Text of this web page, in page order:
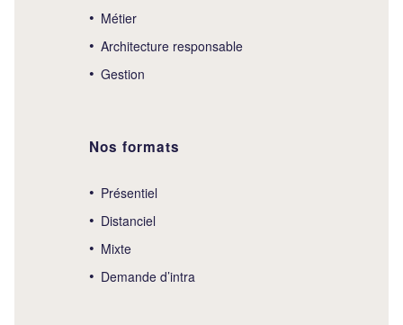
Métier
Architecture responsable
Gestion
Nos formats
Présentiel
Distanciel
Mixte
Demande d’intra